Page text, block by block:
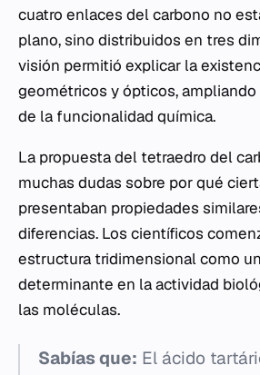
cuatro enlaces del carbono no
plano, sino distribuidos en tres
visión permitió explicar la
geométricos y ópticos,
de la funcionalidad química.
La propuesta del tetraedro del
muchas dudas sobre por qué
presentaban propiedades
diferencias. Los científicos
estructura tridimensional como
determinante en la actividad
las moléculas.
Sabías que: El ácido